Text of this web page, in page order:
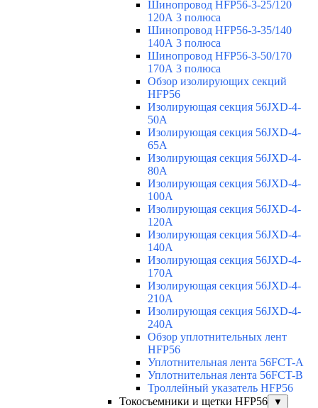
Шинопровод HFP56-3-25/120
120А 3 полюса
Шинопровод HFP56-3-35/140
140А 3 полюса
Шинопровод HFP56-3-50/170
170А 3 полюса
Обзор изолирующих секций
HFP56
Изолирующая секция 56JXD-4-
50A
Изолирующая секция 56JXD-4-
65A
Изолирующая секция 56JXD-4-
80A
Изолирующая секция 56JXD-4-
100A
Изолирующая секция 56JXD-4-
120A
Изолирующая секция 56JXD-4-
140A
Изолирующая секция 56JXD-4-
170A
Изолирующая секция 56JXD-4-
210A
Изолирующая секция 56JXD-4-
240A
Обзор уплотнительных лент
HFP56
Уплотнительная лента 56FCT-A
Уплотнительная лента 56FCT-B
Троллейный указатель HFP56
Токосъемники и щетки HFP56
▼